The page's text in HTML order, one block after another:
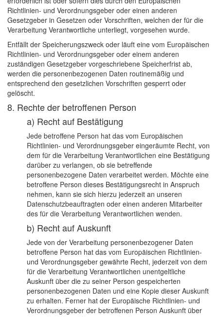
Richtlinien- und Verordnungsgeber oder einen anderen
Gesetzgeber in Gesetzen oder Vorschriften, welchen der für die
Verarbeitung Verantwortliche unterliegt, vorgesehen wurde.
Entfällt der Speicherungszweck oder läuft eine vom Europäischen
Richtlinien- und Verordnungsgeber oder einem anderen
zuständigen Gesetzgeber vorgeschriebene Speicherfrist ab,
werden die personenbezogenen Daten routinemäßig und
entsprechend den gesetzlichen Vorschriften gesperrt oder
gelöscht.
8. Rechte der betroffenen Person
a) Recht auf Bestätigung
Jede betroffene Person hat das vom Europäischen
Richtlinien- und Verordnungsgeber eingeräumte Recht, von
dem für die Verarbeitung Verantwortlichen eine Bestätigung
darüber zu verlangen, ob sie betreffende
personenbezogene Daten verarbeitet werden. Möchte eine
betroffene Person dieses Bestätigungsrecht in Anspruch
nehmen, kann sie sich hierzu jederzeit an unseren
Datenschutzbeauftragten oder einen anderen Mitarbeiter
des für die Verarbeitung Verantwortlichen wenden.
b) Recht auf Auskunft
Jede von der Verarbeitung personenbezogener Daten
betroffene Person hat das vom Europäischen Richtlinien-
und Verordnungsgeber gewährte Recht, jederzeit von dem
für die Verarbeitung Verantwortlichen unentgeltliche
Auskunft über die zu seiner Person gespeicherten
personenbezogenen Daten und eine Kopie dieser Auskunft
zu erhalten. Ferner hat der Europäische Richtlinien- und
Verordnungsgeber der betroffenen Person Auskunft über